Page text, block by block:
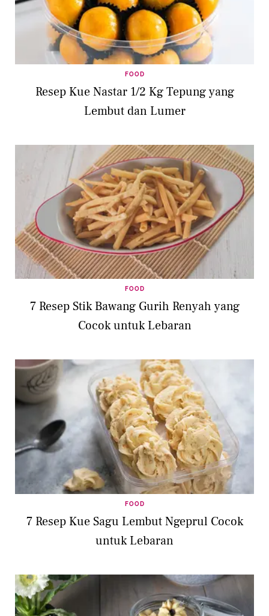
FOOD
Resep Kue Nastar 1/2 Kg Tepung yang
Lembut dan Lumer
FOOD
7 Resep Stik Bawang Gurih Renyah yang
Cocok untuk Lebaran
FOOD
7 Resep Kue Sagu Lembut Ngeprul Cocok
untuk Lebaran